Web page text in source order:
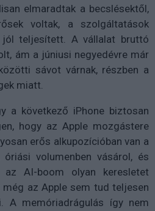
elmaradtak a becslésektől,
voltak, a szolgáltatások
teljesített. A vállalat bruttó
ám a júniusi negyedévre már
sávot várnak, részben a
miatt.
a következő iPhone biztosan
hogy az Apple mozgástere
erős alkupozícióban van a
óriási volumenben vásárol, és
AI-boom olyan keresletet
az Apple sem tud teljesen
A memóriadrágulás így nem